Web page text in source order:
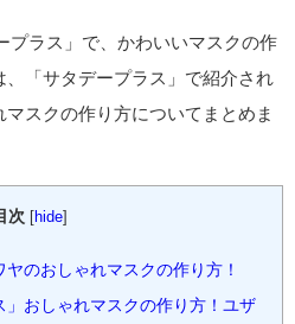
プラス」で、かわいいマスクの作
「サタデープラス」で紹介され
スクの作り方についてまとめま
次 [hide]
のおしゃれマスクの作り方！
」おしゃれマスクの作り方！ユザ